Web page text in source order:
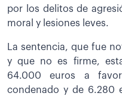
por los delitos de
moral y lesiones leves.
La sentencia, que fue
y que no es firme,
64.000 euros a
condenado y de 6.280